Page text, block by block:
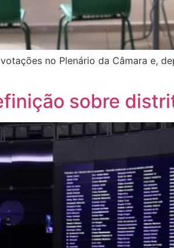
no Plenário da Câmara e,
sobre